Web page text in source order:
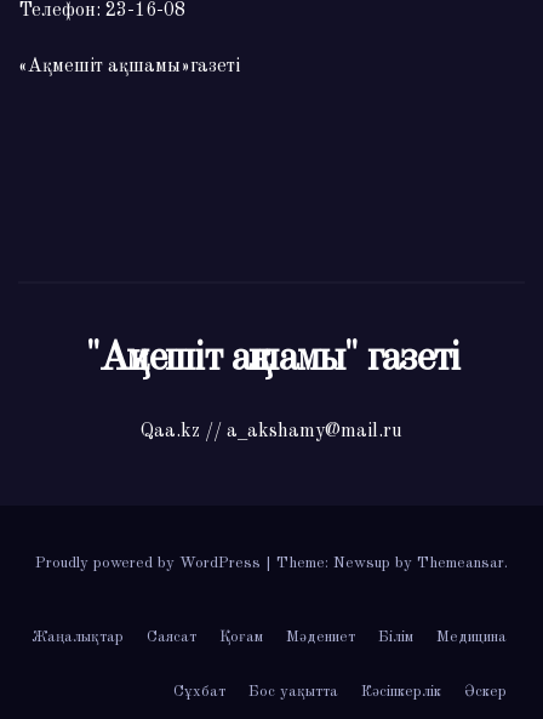
Телефон: 23-16-08
«Ақмешіт ақшамы»газеті
"Ақмешіт ақшамы" газеті
Qaa.kz // a_akshamy@mail.ru
Proudly powered by WordPress Theme: Newsup by Themeansar.
Жаңалықтар Саясат Қоғам Мәдениет Білім Медицина
Сұхбат Бос уақытта Кәсіпкерлік Әскер